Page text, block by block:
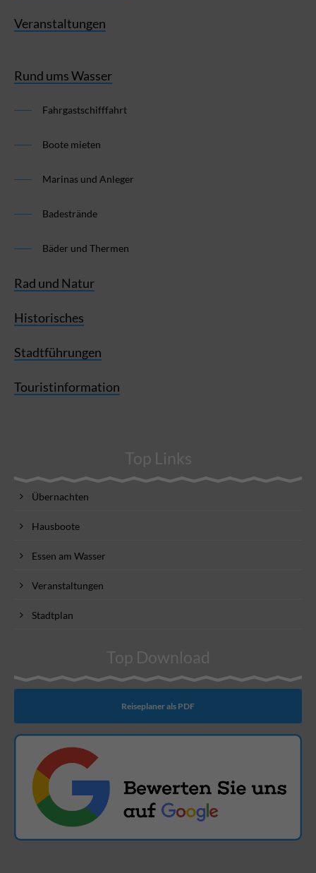
Veranstaltungen
Rund ums Wasser
Fahrgastschifffahrt
Boote mieten
Marinas und Anleger
Badestrände
Bäder und Thermen
Rad und Natur
Historisches
Stadtführungen
Touristinformation
Top Links
Übernachten
Hausboote
Essen am Wasser
Veranstaltungen
Stadtplan
Top Download
Reiseplaner als PDF